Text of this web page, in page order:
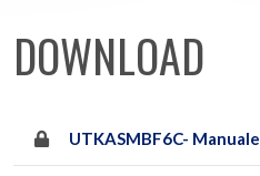
DOWNLOAD
UTKASMBF6C- Manuale